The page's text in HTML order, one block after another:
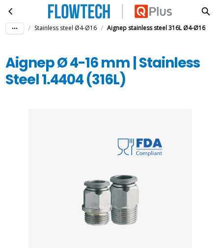
Skip to main content
Aignep Ø 4-16 mm | Stainless Steel 1.4404 (316L)
/ Stainless steel Ø4-Ø16 / Aignep stainless steel 316L Ø4-Ø16
Aignep Ø 4-16 mm | Stainless
Steel 1.4404 (316L)